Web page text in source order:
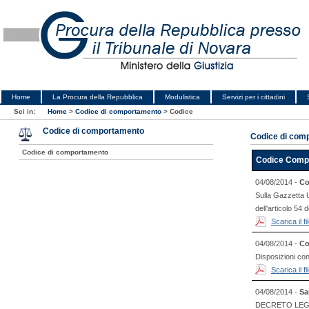
Home La Procura della Repubblica Modulistica Servizi per i cittadini
Sei in:
Home > Codice di comportamento > Codice
Codice di
Codice
04/08/2014 -
Sulla Gazzetta
dell'articolo 54
Scarica il
04/08/2014 -
Disposizioni
Scarica il
04/08/2014 -
DECRETO
Codice di comportamento
Codice di comportamento